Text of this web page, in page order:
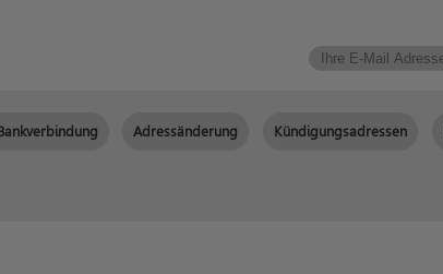
Adressänderung Kündigungsadressen